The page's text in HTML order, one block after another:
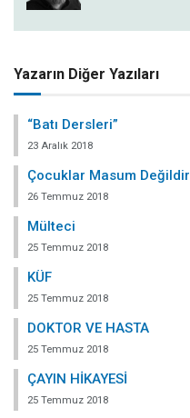
Yazarın Diğer Yazıları
“Batı Dersleri”
23 Aralık 2018
Çocuklar Masum Değildir
26 Temmuz 2018
Mülteci
25 Temmuz 2018
KÜF
25 Temmuz 2018
DOKTOR VE HASTA
25 Temmuz 2018
ÇAYIN HİKAYESİ
25 Temmuz 2018